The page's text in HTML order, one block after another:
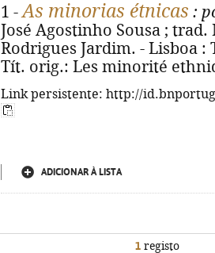
1 -As minorias étnicas :
José Agostinho Sousa ;
Rodrigues Jardim. - Lisboa :
Tít. orig.: Les minorité
Link persistente: http://
ADICIONAR À LISTA
1 registo